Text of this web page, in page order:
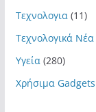
Τεχνολογια (11)
Τεχνολογικά Νέα
Υγεία (280)
Χρήσιμα Gadgets